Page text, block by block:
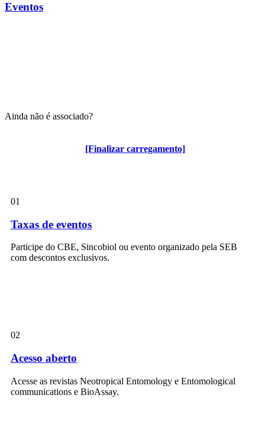
[Finalizar carregamento]
Eventos
Ainda não é associado?
Algumas vantagens para associados
01
Taxas de eventos
Participe do CBE, Sincobiol ou evento organizado pela SEB
com descontos exclusivos.
02
Acesso aberto
Acesse as revistas Neotropical Entomology e Entomological
communications e BioAssay.